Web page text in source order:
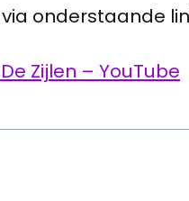
via onderstaande
Zijlen – YouTube